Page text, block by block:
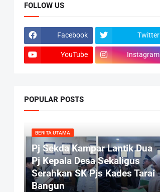
FOLLOW US
Facebook Twitter
YouTube Instagram
POPULAR POSTS
BERITA UTAMA
Pj Sekda Kampar Lantik Dua
Pj Kepala Desa Sekaligus
Serahkan SK Pjs Kades Tarai
Bangun